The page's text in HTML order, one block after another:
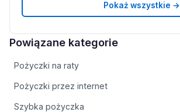
Pokaż wszystkie →
Powiązane kategorie
Pożyczki na raty
Pożyczki przez internet
Szybka pożyczka